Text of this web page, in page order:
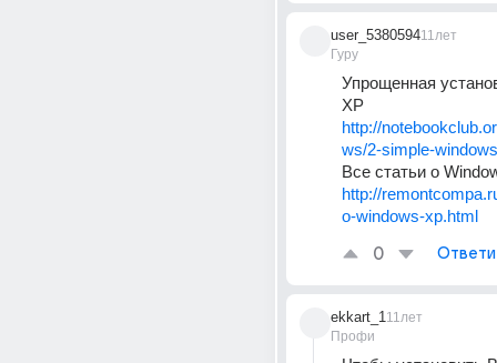
user_5380594
Гуру
11лет
Упрощенная
XP
http://
ws/2-simple-
Все статьи о
http://
o-windows-xp.html
0
ekkart_1
Профи
11лет